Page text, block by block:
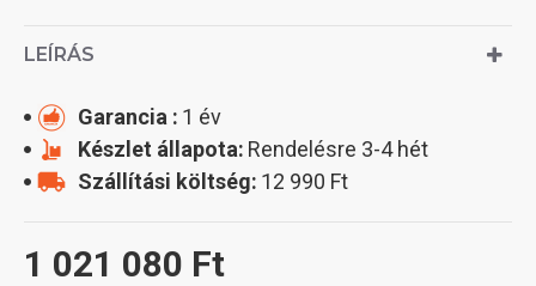
LEÍRÁS
1 021 080 Ft
Garancia : 1 év
Készlet állapota: Rendelésre 3-4 hét
Szállítási költség: 12 990 Ft